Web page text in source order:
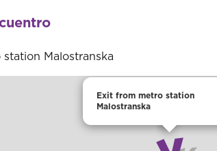
Malostranska
Exit from metro station
Malostranska